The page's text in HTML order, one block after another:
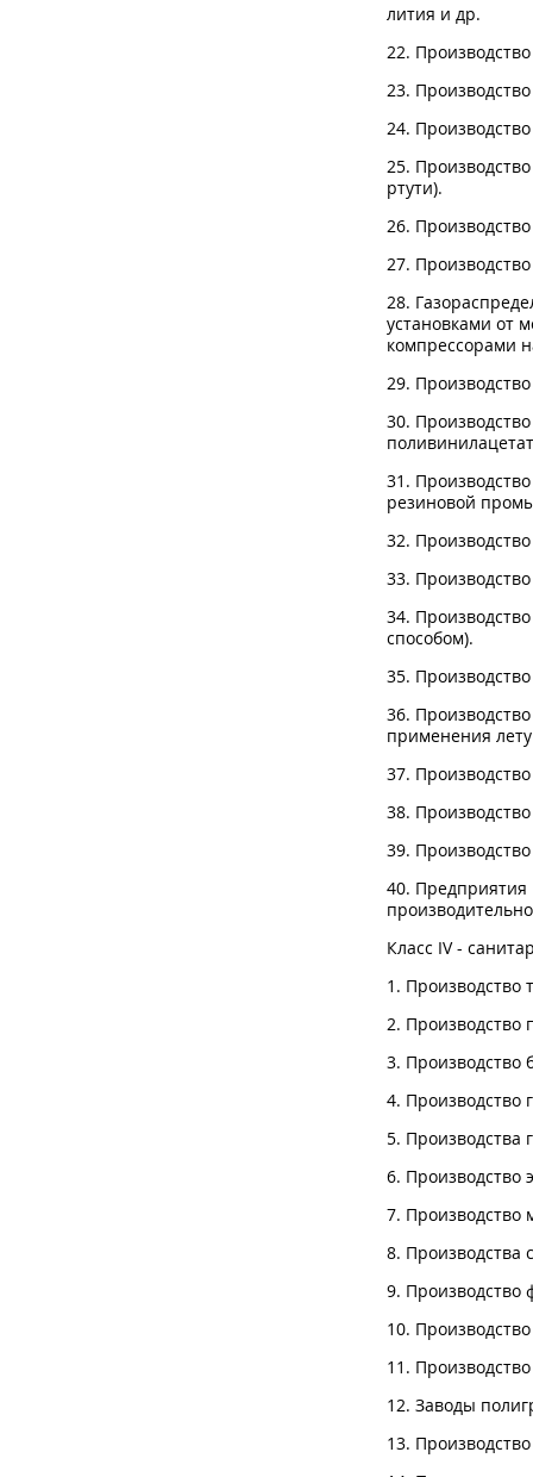
лития и др.
22.
23.
24.
25.
ртути).
26.
27.
28.
установками от
компрессорами
29.
30.
31.
резиновой
32.
33.
34.
способом).
35.
36.
применения
37.
38.
39.
40. Предприятия
Класс IV -
1. Производство
2. Производство
3. Производство
4. Производство
5. Производства
6. Производство
7. Производство
8. Производства
9. Производство
10.
11.
12. Заводы
13.